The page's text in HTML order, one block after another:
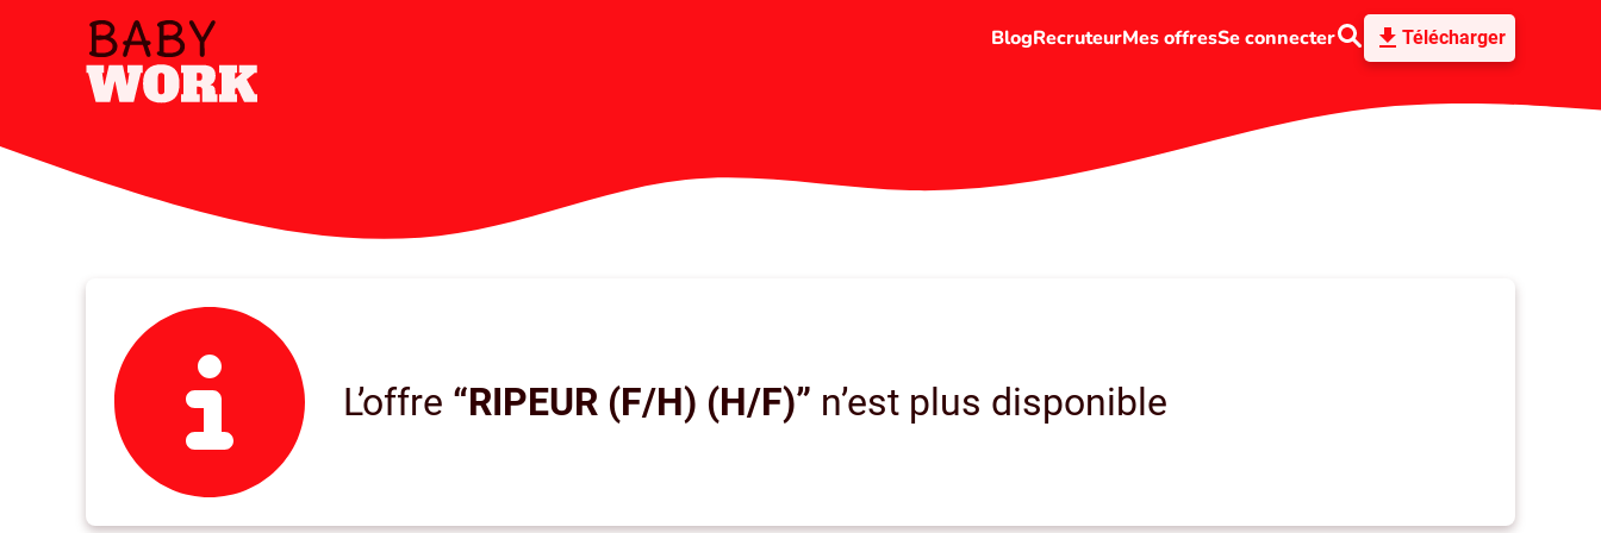
BlogRecruteurMes offresSe connecter Télécharger
L’offre “RIPEUR (F/H) (H/F)” n’est plus disponible